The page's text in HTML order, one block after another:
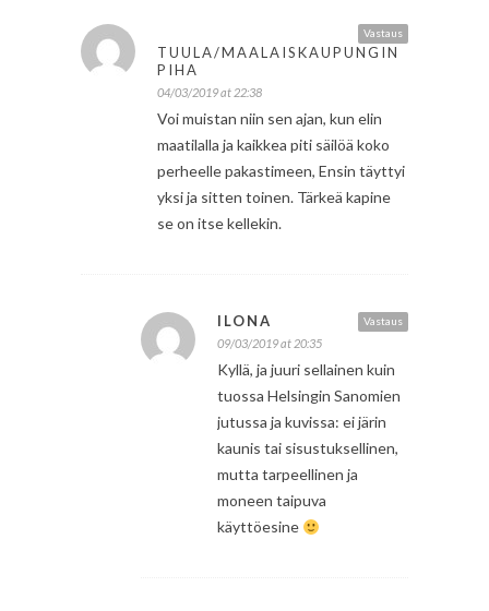
Vastaus
TUULA/MAALAISKAUPUNGIN
PIHA
04/03/2019 at 22:38
Voi muistan niin sen ajan, kun elin
maatilalla ja kaikkea piti säilöä koko
perheelle pakastimeen, Ensin täyttyi
yksi ja sitten toinen. Tärkeä kapine
se on itse kellekin.
Vastaus
ILONA
09/03/2019 at 20:35
Kyllä, ja juuri sellainen kuin
tuossa Helsingin Sanomien
jutussa ja kuvissa: ei järin
kaunis tai sisustuksellinen,
mutta tarpeellinen ja
moneen taipuva
käyttöesine